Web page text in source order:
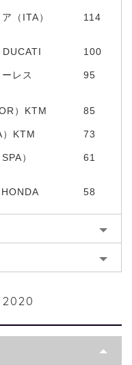
（ITA）
114
100
レス
95
）KTM 85
）KTM 73
）
61
58